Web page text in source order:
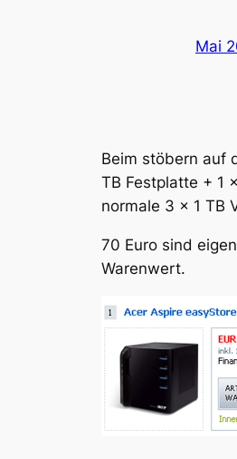
Mai
Beim stöbern auf
TB Festplatte + 1
normale 3 x 1 TB
70 Euro sind
Warenwert.